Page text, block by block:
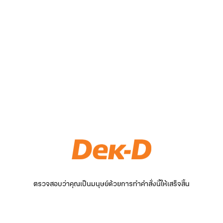
ตรวจสอบว่าคุณเป็นมนุษย์ด้วยการทำคำสั่งนี้ให้เสร็จสิ้น